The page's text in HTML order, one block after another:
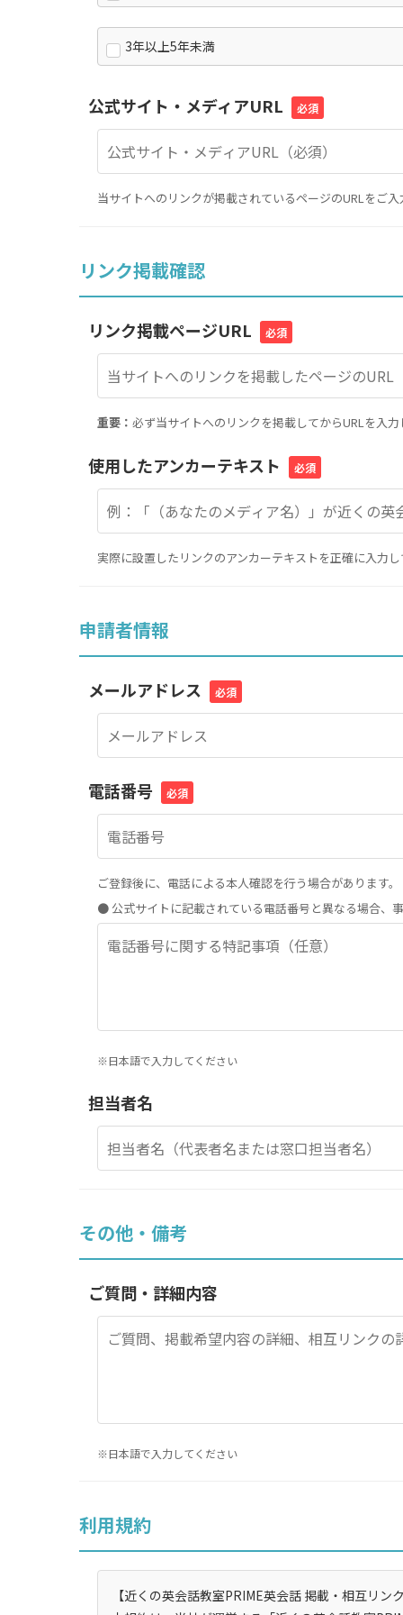
3年以上5年未満
公式サイト・メディアURL 必須
当サイトへのリンクが掲載されているページのURLをご入
リンク掲載確認
リンク掲載ページURL 必須
重要： 必ず当サイトへのリンクを掲載してからURLを入力
使用したアンカーテキスト 必須
実際に設置したリンクのアンカーテキストを正確に入力し
申請者情報
メールアドレス 必須
電話番号 必須
ご登録後に、電話による本人確認を行う場合があります。
● 公式サイトに記載されている電話番号と異なる場合、事
※日本語で入力してください
担当者名
その他・備考
ご質問・詳細内容
※日本語で入力してください
利用規約
【近くの英会話教室PRIME英会話 掲載・相互リン